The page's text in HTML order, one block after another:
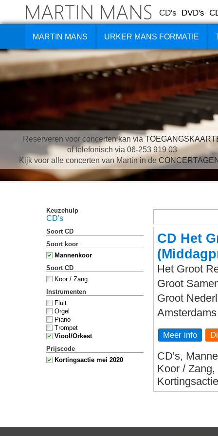
CD's DVD's
MARTIN MANS URKER MANS FORMATIE
Reserveren voor concerten kan via
of telefonisch via 06-253 919 03
Kijk voor alle concerten van Martin in de
Keuzehulp
CD's
Soort CD
Soort koor
Mannenkoor
Soort CD
Koor / Zang
Instrumenten
Fluit
Orgel
Piano
Trompet
Viool/Orkest
Prijscode
Kortingsactie mei 2020
CD Het
Het Groot
Groot
Groot
Meer info
CD's,
Koor /